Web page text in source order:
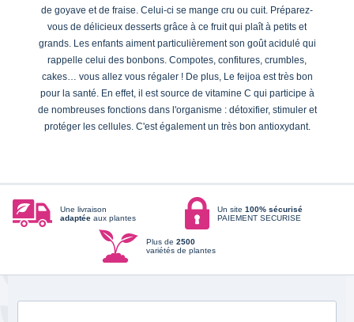
de goyave et de fraise. Celui-ci se mange cru ou cuit. Préparez-
vous de délicieux desserts grâce à ce fruit qui plaît à petits et
grands. Les enfants aiment particulièrement son goût acidulé qui
rappelle celui des bonbons. Compotes, confitures, crumbles,
cakes… vous allez vous régaler ! De plus, Le feijoa est très bon
pour la santé. En effet, il est source de vitamine C qui participe à
de nombreuses fonctions dans l'organisme : détoxifier, stimuler et
protéger les cellules. C'est également un très bon antioxydant.
Une livraison
adaptée aux plantes
Un site 100% sécurisé
PAIEMENT SECURISE
Plus de 2500
variétés de plantes